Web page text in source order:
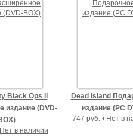
Black Ops II
издание (DVD-
Нет в наличии
Dead Island
издание (PC
747 руб. • Нет в